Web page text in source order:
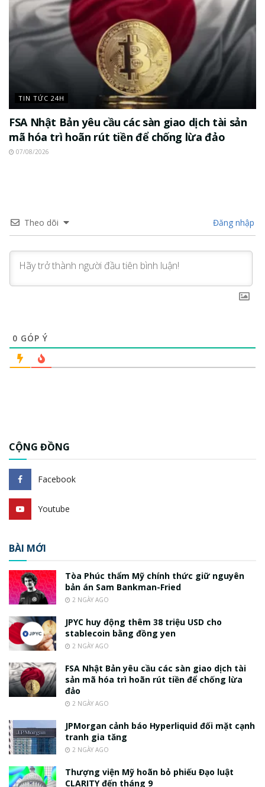
TIN TỨC 24H
FSA Nhật Bản yêu cầu các sàn giao dịch tài sản
mã hóa trì hoãn rút tiền để chống lừa đảo
07/08/2026
Theo dõi Đăng nhập
0 GÓP Ý
CỘNG ĐỒNG
Facebook
Youtube
BÀI MỚI
Tòa Phúc thẩm Mỹ chính thức giữ nguyên
bản án Sam Bankman-Fried
2 NGÀY AGO
JPYC huy động thêm 38 triệu USD cho
stablecoin bằng đồng yen
2 NGÀY AGO
FSA Nhật Bản yêu cầu các sàn giao dịch tài
sản mã hóa trì hoãn rút tiền để chống lừa
đảo
2 NGÀY AGO
JPMorgan cảnh báo Hyperliquid đối mặt cạnh
tranh gia tăng
2 NGÀY AGO
Thượng viện Mỹ hoãn bỏ phiếu Đạo luật
CLARITY đến tháng 9